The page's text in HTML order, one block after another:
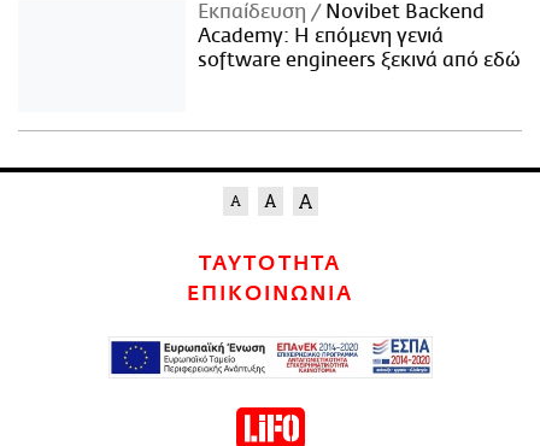
Εκπαίδευση
Novibet Backend
Academy: Η επόμενη γενιά
software engineers ξεκινά από εδώ
ΤΑΥΤΟΤΗΤΑ
ΕΠΙΚΟΙΝΩΝΙΑ